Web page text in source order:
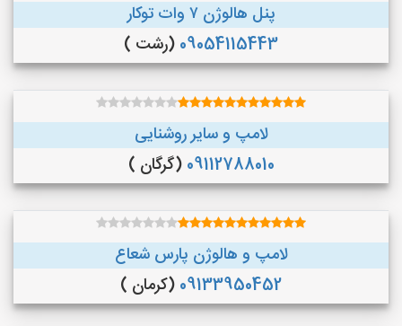
پنل هالوژن ۷ وات توکار
09054115443 (رشت )
لامپ و سایر روشنایی
09112788010 (گرگان )
لامپ و هالوژن پارس شعاع
09133950452 (کرمان )